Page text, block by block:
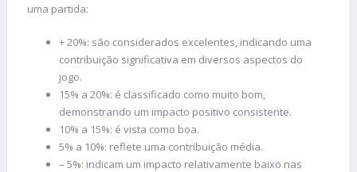
uma partida:
+ 20%: são considerados excelentes, indicando uma
contribuição significativa em diversos aspectos do
jogo.
15% a 20%: é classificado como muito bom,
demonstrando um impacto positivo consistente.
10% a 15%: é vista como boa.
5% a 10%: reflete uma contribuição média.
– 5%: indicam um impacto relativamente baixo nas